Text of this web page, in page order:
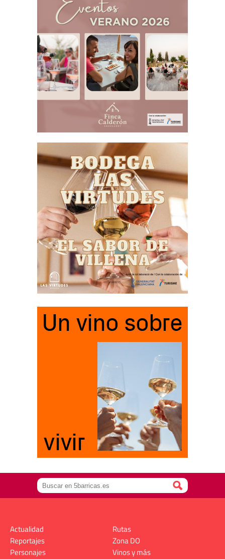
Actualidad
Reportajes
Personajes
Rutas
Zona DO
Vinos y más